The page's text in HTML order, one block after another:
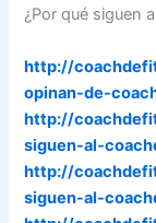
¿Por qué siguen
http://
opinan-de-
http://
siguen-al-
http://
siguen-al-